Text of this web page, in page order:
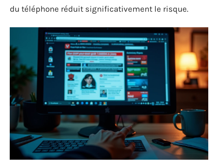
du téléphone réduit significativement le risque.